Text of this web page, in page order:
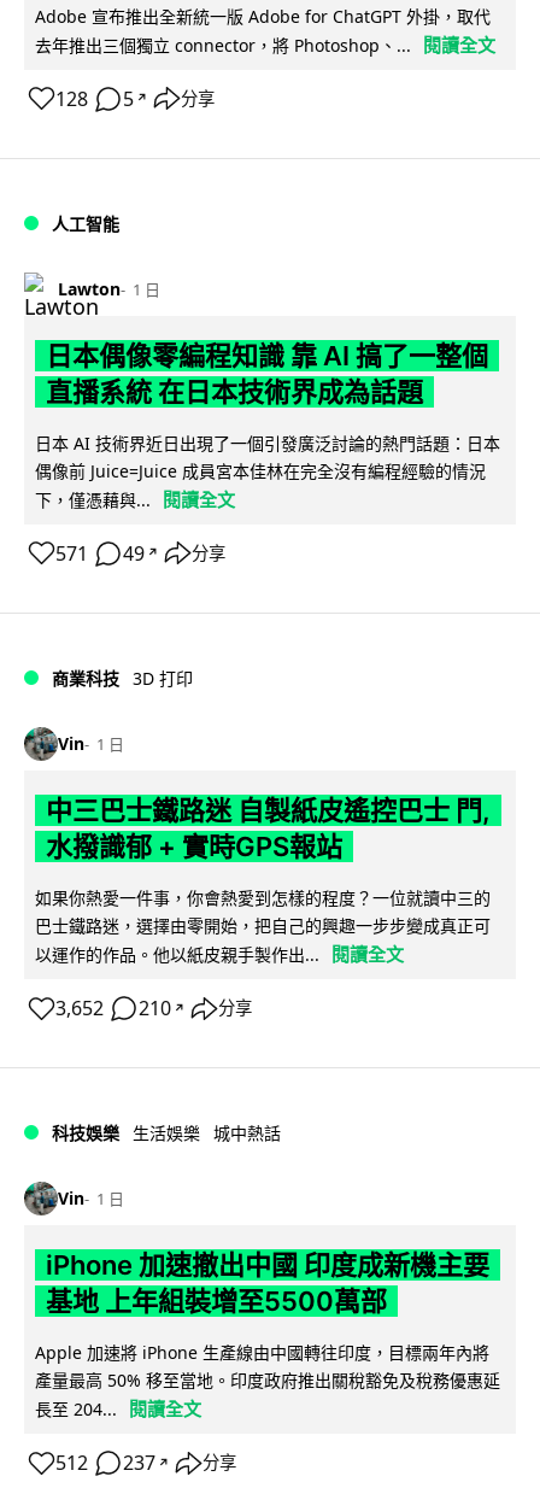
Adobe 宣布推出全新統一版 Adobe for ChatGPT 外掛，取代
去年推出三個獨立 connector，將 Photoshop、...
閱讀全文
128 5 ↗ 分享
人工智能
Lawton 1 日
日本偶像零編程知識 靠 AI 搞了一整個
直播系統 在日本技術界成為話題
日本 AI 技術界近日出現了一個引發廣泛討論的熱門話題：日本
偶像前 Juice=Juice 成員宮本佳林在完全沒有編程經驗的情況
下，僅憑藉與...
閱讀全文
571 49 ↗ 分享
商業科技 3D 打印
Vin 1 日
中三巴士鐵路迷 自製紙皮遙控巴士 門,
水撥識郁 + 實時GPS報站
如果你熱愛一件事，你會熱愛到怎樣的程度？一位就讀中三的
巴士鐵路迷，選擇由零開始，把自己的興趣一步步變成真正可
以運作的作品。他以紙皮親手製作出...
閱讀全文
3,652 210 ↗ 分享
科技娛樂 生活娛樂 城中熱話
Vin 1 日
iPhone 加速撤出中國 印度成新機主要
基地 上年組裝增至5500萬部
Apple 加速將 iPhone 生產線由中國轉往印度，目標兩年內將
產量最高 50% 移至當地。印度政府推出關稅豁免及稅務優惠延
長至 204...
閱讀全文
512 237 ↗ 分享